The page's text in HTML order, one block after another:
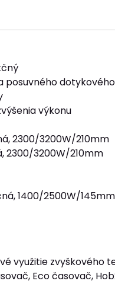
posuvného
výkonu
2300/3200W/210mm
2300/3200W/210mm
1400/2500W/145mm
využitie
Eco časovač,